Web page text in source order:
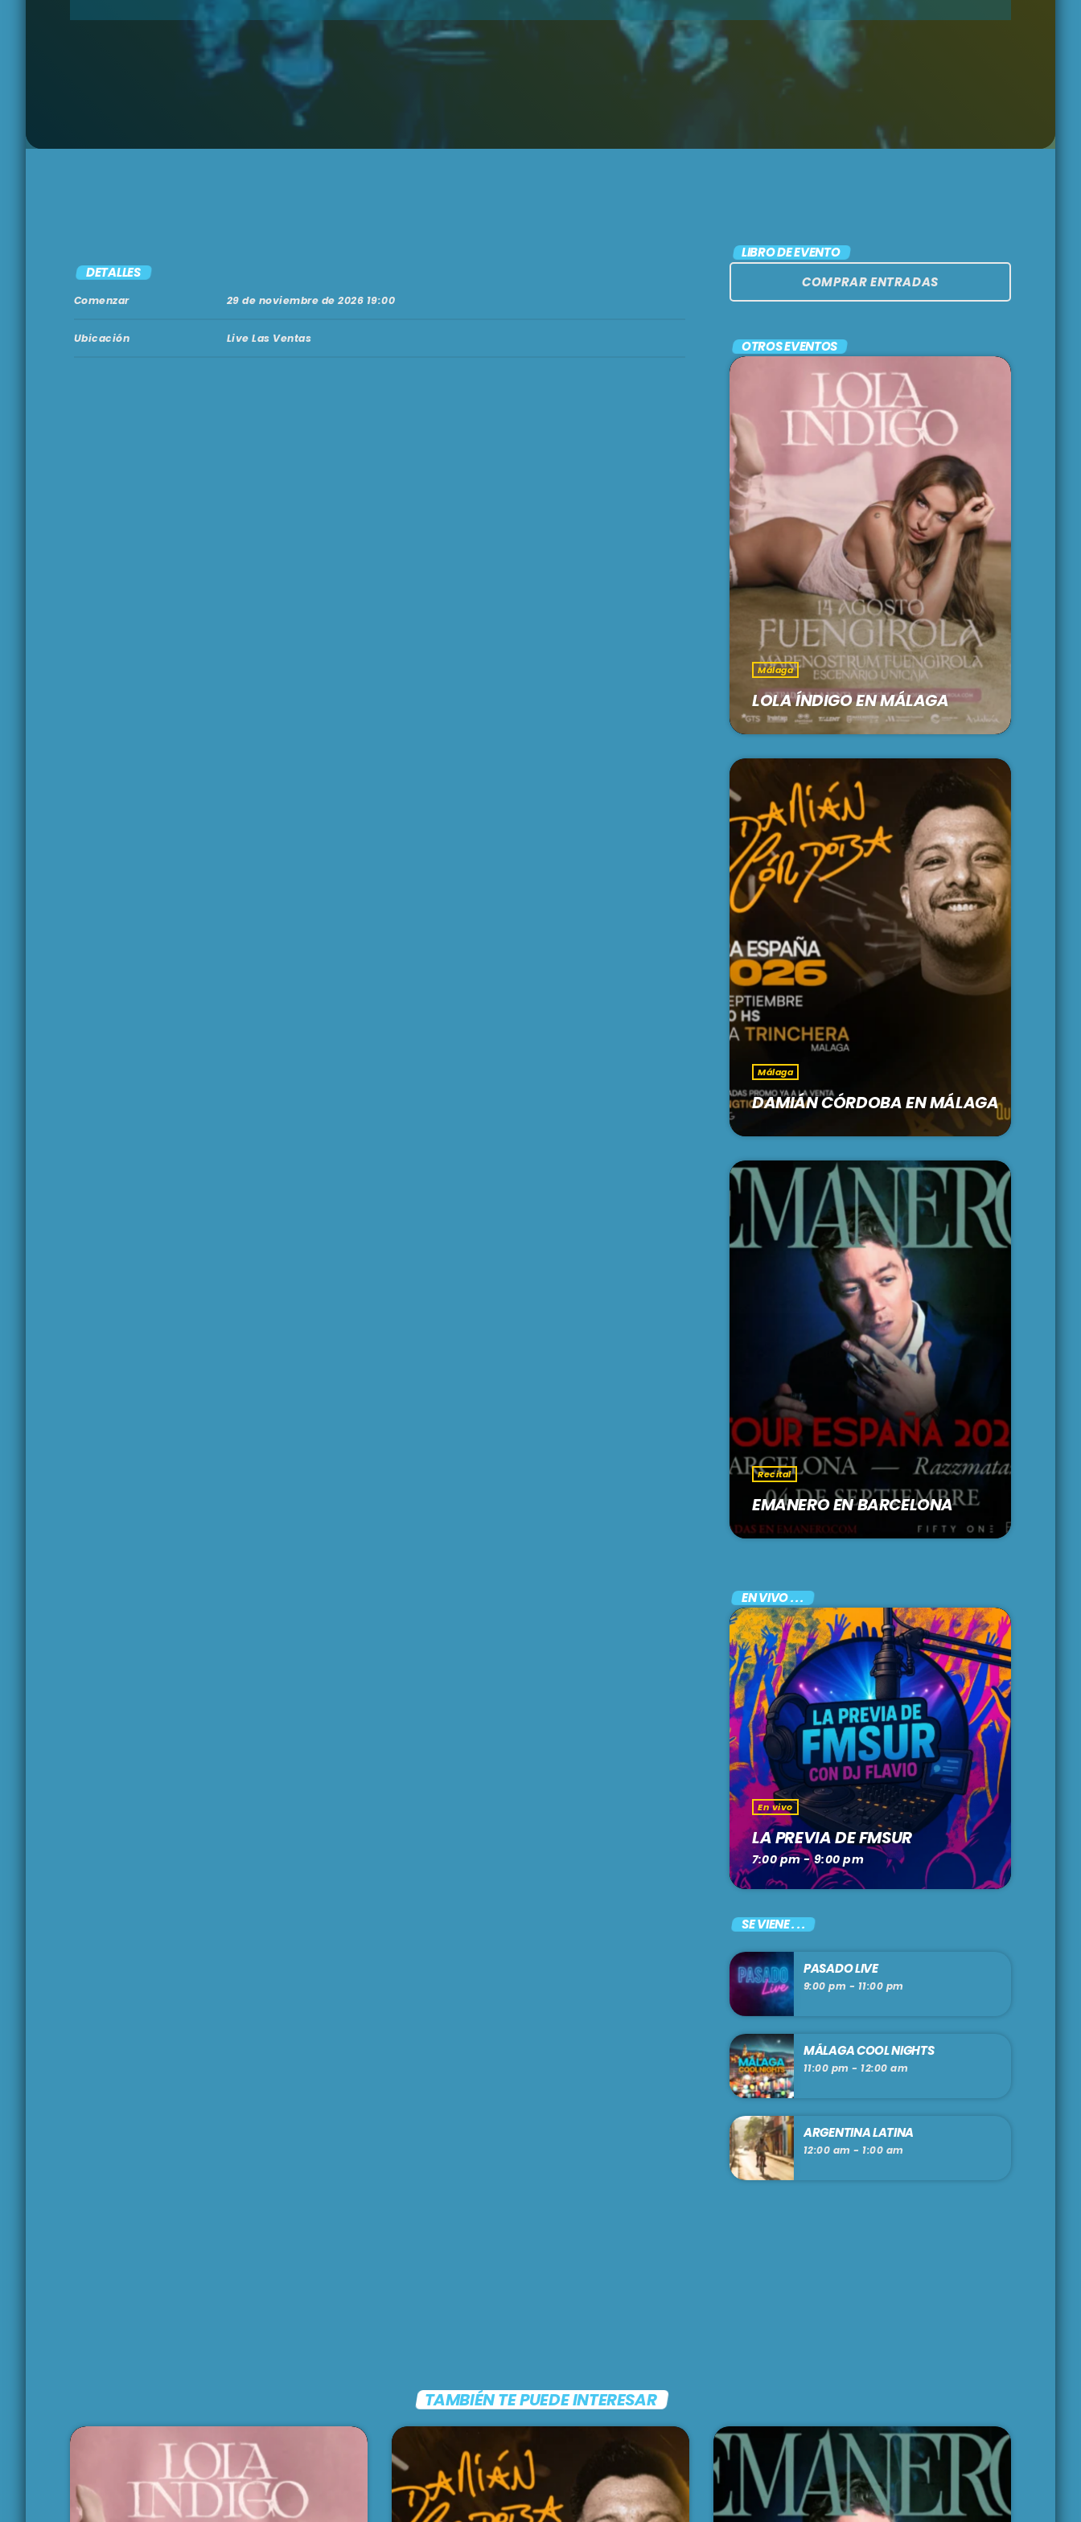
11:00 pm - 12:00 am
DETALLES
Comenzar 29 de noviembre de 2026 19:00
Ubicación Live Las Ventas
LIBRO DE EVENTO
COMPRAR ENTRADAS
OTROS EVENTOS
Málaga
LOLA ÍNDIGO EN MÁLAGA
Málaga
DAMIÁN CÓRDOBA EN MÁLAGA
Recital
EMANERO EN BARCELONA
EN VIVO . . .
En vivo
LA PREVIA DE FMSUR
7:00 pm - 9:00 pm
SE VIENE . . .
PASADO LIVE
9:00 pm - 11:00 pm
MÁLAGA COOL NIGHTS
11:00 pm - 12:00 am
ARGENTINA LATINA
12:00 am - 1:00 am
TAMBIÉN TE PUEDE INTERESAR